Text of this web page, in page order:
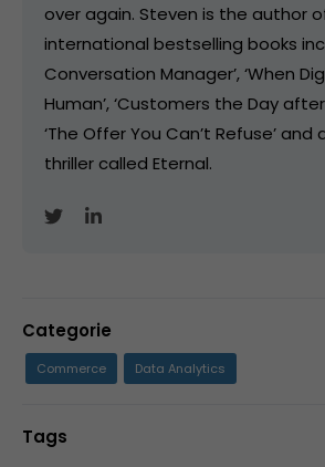
over again. Steven is the author
international bestselling books
Conversation Manager’, ‘When
Human’, ‘Customers the Day
‘The Offer You Can’t Refuse’
thriller called Eternal.
Categorie
Commerce Data Analytics
Tags